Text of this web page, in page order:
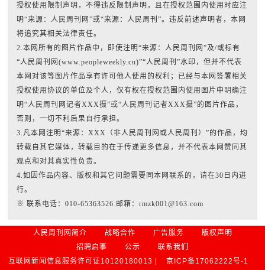
授权使用限制声明，不得违反限制声明，且在授权范围内使用时应注
明“来源：人民周刊网”或“来源：人民周刊”。违反前述声明者，本网
将追究其相关法律责任。
2.本网所有的图片作品中，即使注明“来源：人民周刊网”及/或标有
“人民周刊网(www.peopleweekly.cn)”“人民周刊”水印，但并不代表
本网对该等图片作品享有许可他人使用的权利；已经与本网签署相关
授权使用协议的单位及个人，仅有权在授权范围内使用图片中明确注
明“人民周刊网记者XXX摄”或“人民周刊记者XXX摄”的图片作品，
否则，一切不利后果自行承担。
3.凡本网注明“来源：XXX（非人民周刊网或人民周刊）”的作品，均
转载自其它媒体，转载目的在于传递更多信息，并不代表本网赞同其
观点和对其真实性负责。
4.如因作品内容、版权和其它问题需要同本网联系的，请在30日内进
行。
※ 联系电话：010-65363526 邮箱：rmzk001@163.com
人民周刊网简介 战略合作 广告服务
版权声明
招聘启事
公示
联系我们
互联网新闻信息服务许可证10120180013 |
京ICP备17062222号-1